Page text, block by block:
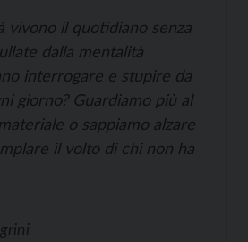
vivono il quotidiano senza
dalla mentalità
interrogare e stupire da
giorno? Guardiamo più al
o sappiamo alzare
il volto di chi non ha